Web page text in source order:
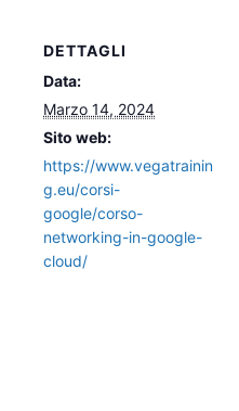
DETTAGLI
Data:
Marzo 14, 2024
Sito web:
https://www.vegatrainin
g.eu/corsi-
google/corso-
networking-in-google-
cloud/